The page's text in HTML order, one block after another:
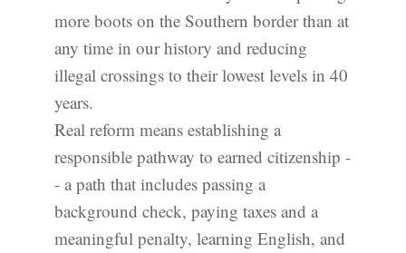
more boots on the Southern border than at
any time in our history and reducing
illegal crossings to their lowest levels in 40
years.
Real reform means establishing a
responsible pathway to earned citizenship -
- a path that includes passing a
background check, paying taxes and a
meaningful penalty, learning English, and